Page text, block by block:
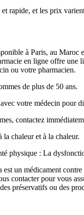
rapide, et les prix
à Paris, au
en ligne offre
ou votre pharmacien.
de plus de 50 ans.
votre médecin pour
contactez
la chaleur et à la chaleur.
physique : La
un médicament
contacter pour vous
préservatifs ou des